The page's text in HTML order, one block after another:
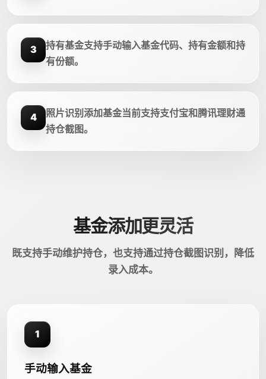
3
持有基金支持手动输入基金代码、持有金额和持
有份额。
4
照片识别添加基金当前支持支付宝和腾讯理财通
持仓截图。
基金添加更灵活
既支持手动维护持仓，也支持通过持仓截图识别，降低
录入成本。
1
手动输入基金